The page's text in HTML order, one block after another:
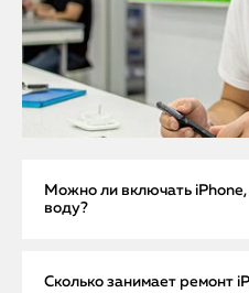
Можно ли включать iPhone,
воду?
Сколько занимает ремонт